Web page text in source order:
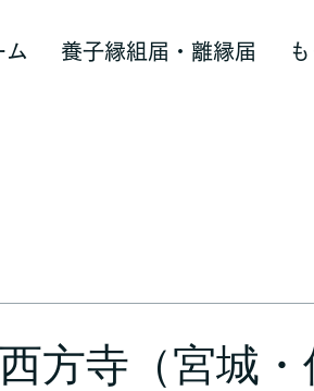
ム 養子縁組届・離縁届
方寺（宮城・